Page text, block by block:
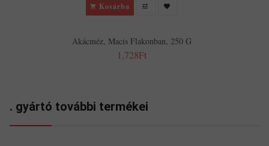
Kosárba
Akácméz, Macis Flakonban, 250 G
1,728Ft
. gyártó további termékei